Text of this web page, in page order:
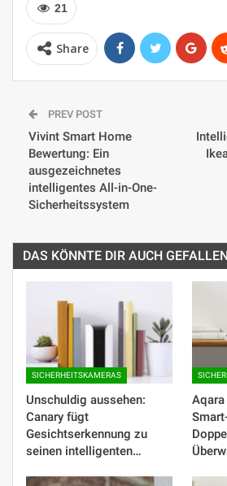
21
Share
PREV POST
​Vivint Smart Home
Bewertung: Ein
ausgezeichnetes
intelligentes All-in-One-
Sicherheitssystem
DAS KÖNNTE DIR AUCH
SICHERHEITSKAMERAS
Unschuldig aussehen:
Canary fügt
Gesichtserkennung zu
seinen intelligenten…